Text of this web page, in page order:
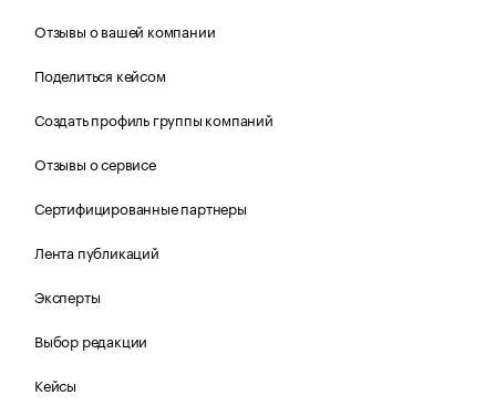
Отзывы о вашей компании
Поделиться кейсом
Создать профиль группы компаний
Отзывы о сервисе
Сертифицированные партнеры
Лента публикаций
Эксперты
Выбор редакции
Кейсы